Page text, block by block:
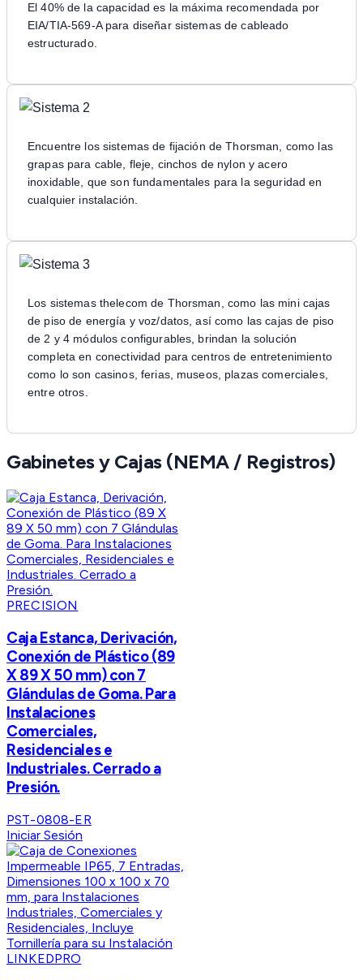
El 40% de la capacidad es la máxima recomendada por
EIA/TIA-569-A para diseñar sistemas de cableado
estructurado.
Encuentre los sistemas de fijación de Thorsman, como las
grapas para cable, fleje, cinchos de nylon y acero
inoxidable, que son fundamentales para la seguridad en
cualquier instalación.
Los sistemas thelecom de Thorsman, como las mini cajas
de piso de energía y voz/datos, así como las cajas de piso
de 2 y 4 módulos configurables, brindan la solución
completa en conectividad para centros de entretenimiento
como lo son casinos, ferias, museos, plazas comerciales,
entre otros.
Gabinetes y Cajas (NEMA / Registros)
PRECISION
Caja Estanca, Derivación,
Conexión de Plástico (89
X 89 X 50 mm) con 7
Glándulas de Goma. Para
Instalaciones
Comerciales,
Residenciales e
Industriales. Cerrado a
Presión.
PST-0808-ER
Iniciar Sesión
LINKEDPRO